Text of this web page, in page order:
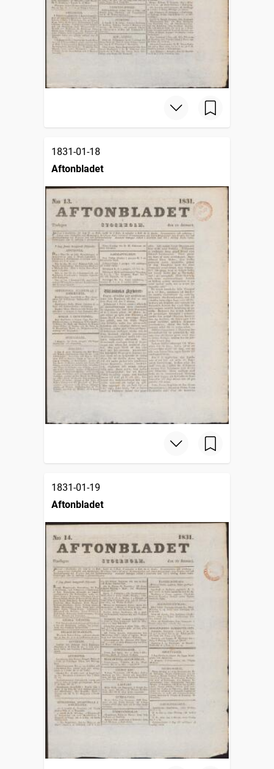
1831-01-18
Aftonbladet
1831-01-19
Aftonbladet